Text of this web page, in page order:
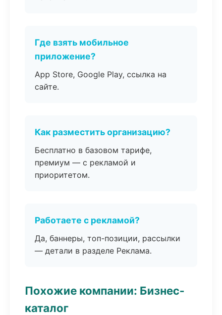
Где взять мобильное
приложение?
App Store, Google Play, ссылка на
сайте.
Как разместить организацию?
Бесплатно в базовом тарифе,
премиум — с рекламой и
приоритетом.
Работаете с рекламой?
Да, баннеры, топ-позиции, рассылки
— детали в разделе Реклама.
Похожие компании: Бизнес-
каталог